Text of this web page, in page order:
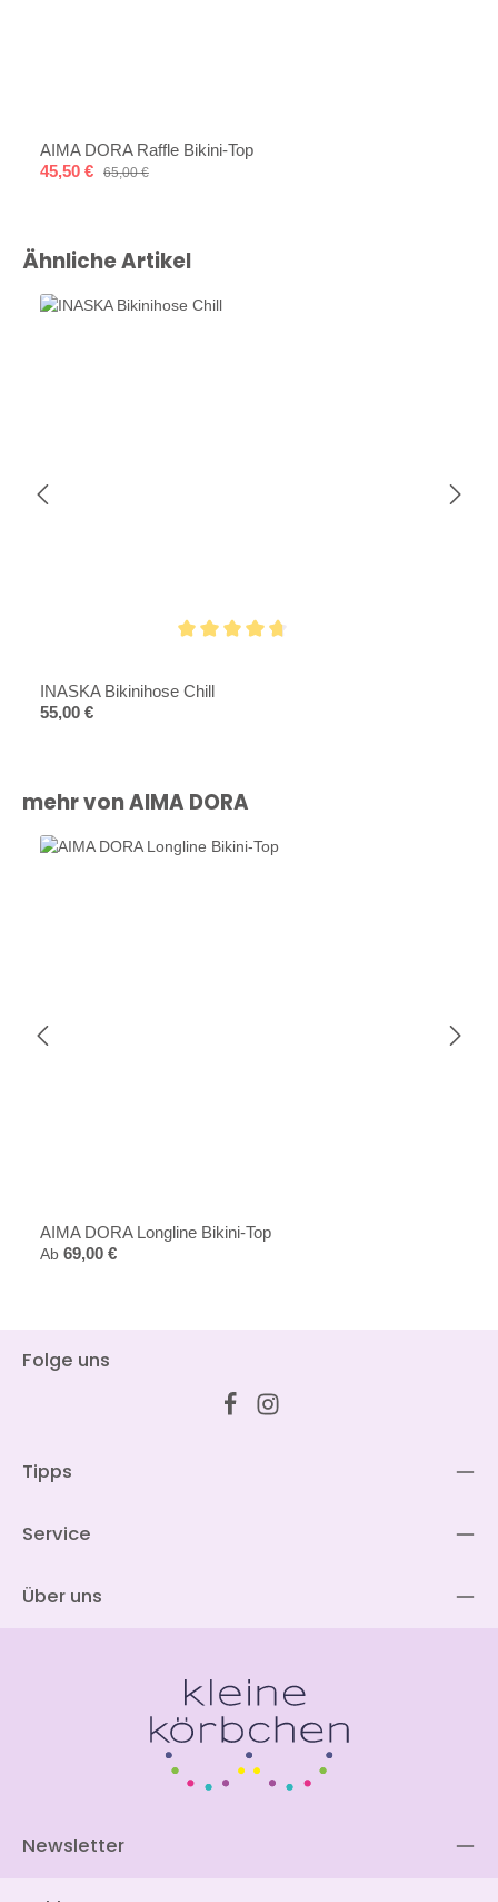
AIMA DORA Raffle Bikini-Top
Verkaufspreis:
45,50 € Regulärer Preis:
65,00 €
Produktgalerie überspringen
Ähnliche Artikel
INASKA Bikinihose Chill
Regulärer Preis:
55,00 €
Produktgalerie überspringen
mehr von AIMA DORA
AIMA DORA Longline Bikini-Top
Regulärer Preis:
Ab 69,00 €
Folge uns
Tipps
Service
Über uns
Newsletter